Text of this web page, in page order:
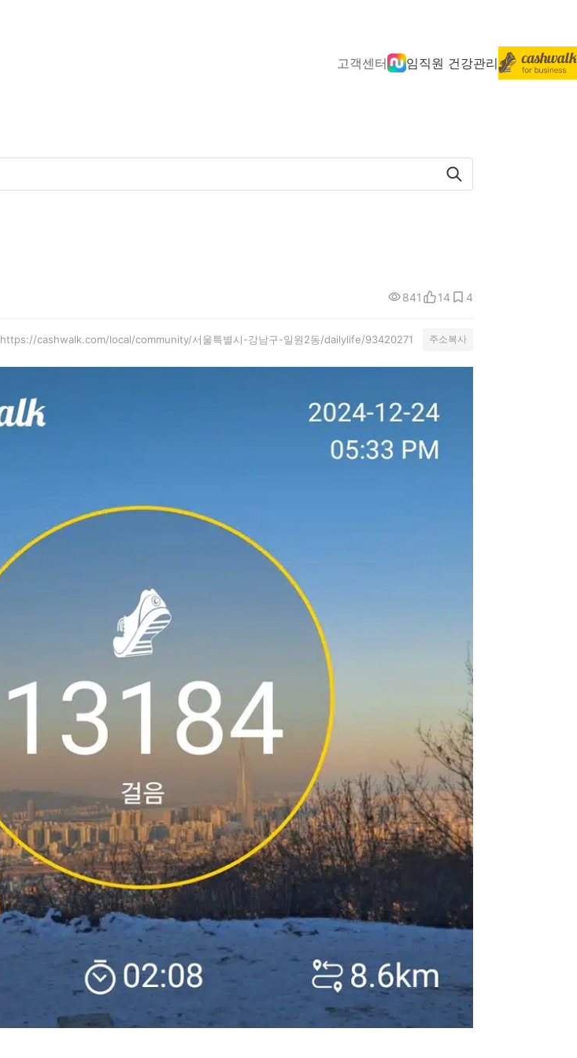
고객센터 임직원 건강관리
841 14 4
https://cashwalk.com/local/community/서울특별시-강남구-일원2동/dailylife/93420271 주소복사